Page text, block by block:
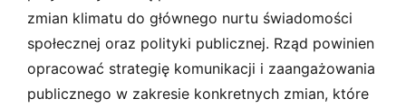
zmian klimatu do głównego nurtu świadomości
społecznej oraz polityki publicznej. Rząd powinien
opracować strategię komunikacji i zaangażowania
publicznego w zakresie konkretnych zmian, które